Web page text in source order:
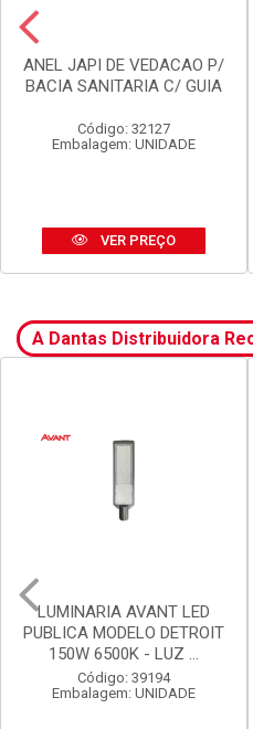
ANEL JAPI DE VEDACAO P/
BACIA SANITARIA C/ GUIA
Código: 32127
Embalagem: UNIDADE
VER PREÇO
A Dantas Distribuidora
PLUG GRAP ROSCAVEL
1/2”
Código: 39493
Embalagem: UNIDADE